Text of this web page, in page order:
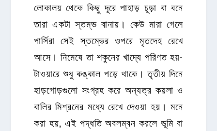
লোকালয় থেকে কিছু দূরে পাহাড় চূড়া বা বনে
তারা একটা স্তম্ভ বানায়। কেউ মারা গেলে
পার্সিরা সেই স্তম্ভের ওপরে মৃতদেহ রেখে
আসে। নিমেষে তা শকুনের খাদ্যে পরিণত হয়-
টাওয়ারে শুধু কঙ্কাল পড়ে থাকে। তৃতীয় দিনে
হাড়গোড়গুলো সংগ্রহ করে অন্যত্র কয়লা ও
বালির মিশ্রনের মধ্যে রেখে দেওয়া হয়। মনে
করা হয়, এই পদ্ধতি অবলম্বন করলে ভূমি বা